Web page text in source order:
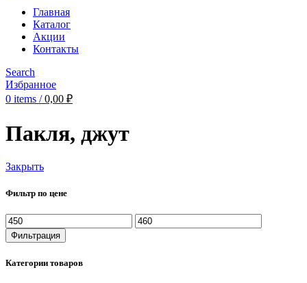
Главная
Каталог
Акции
Контакты
Search
Избранное
0 items / 0,00 ₽
Пакля, джут
Закрыть
Фильтр по цене
Минимальная
цена
Максимальная
цена
Фильтрация
Категории товаров